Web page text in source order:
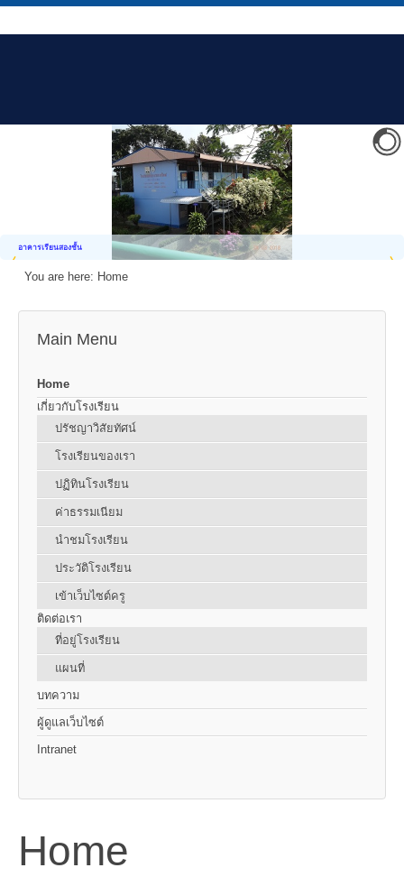
อาคารเรียนสองชั้น
You are here: Home
Main Menu
Home
เกี่ยวกับโรงเรียน
ปรัชญาวิสัยทัศน์
โรงเรียนของเรา
ปฏิทินโรงเรียน
ค่าธรรมเนียม
นำชมโรงเรียน
ประวัติโรงเรียน
เข้าเว็บไซต์ครู
ติดต่อเรา
ที่อยู่โรงเรียน
แผนที่
บทความ
ผู้ดูแลเว็บไซต์
Intranet
Home